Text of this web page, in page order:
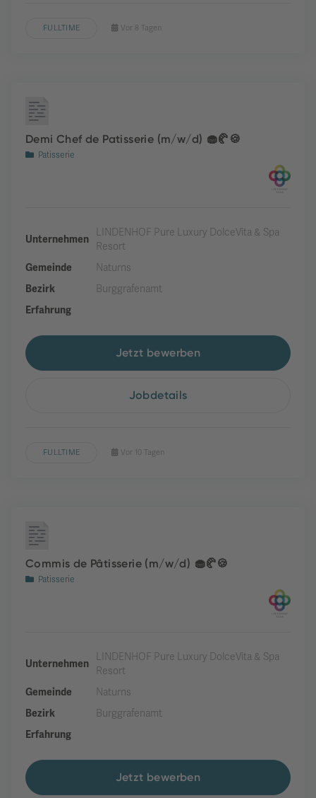
FULLTIME Vor 8 Tagen
Demi Chef de Patisserie (m/w/d) 🧁🥐🍪
Patisserie
Unternehmen
LINDENHOF Pure Luxury DolceVita & Spa
Resort
Gemeinde
Naturns
Bezirk
Burggrafenamt
Erfahrung
Jetzt bewerben
Jobdetails
FULLTIME Vor 10 Tagen
Commis de Pâtisserie (m/w/d) 🧁🥐🍪
Patisserie
Unternehmen
LINDENHOF Pure Luxury DolceVita & Spa
Resort
Gemeinde
Naturns
Bezirk
Burggrafenamt
Erfahrung
Jetzt bewerben